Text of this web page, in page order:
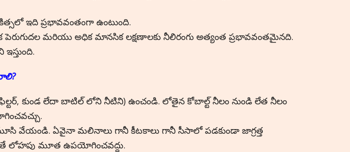
ఇది ప్రభావవంతంగా ఉంటుంది.
మరియు అధిక మానసిక లక్షణాలకు నీలిరంగు అత్యంత ప్రభావవంతమైనది.
?
కుండ లేదా బాటిల్ లోని నీటిని) ఉంచండి. లోతైన కోబాల్ట్ నీలం నుండి లేత నీలం
మూసి వేయండి. ఏవైనా మలినాలు గానీ కీటకాలు గానీ సీసాలో పడకుండా జాగ్రత్త
మూత ఉపయోగించవద్దు.